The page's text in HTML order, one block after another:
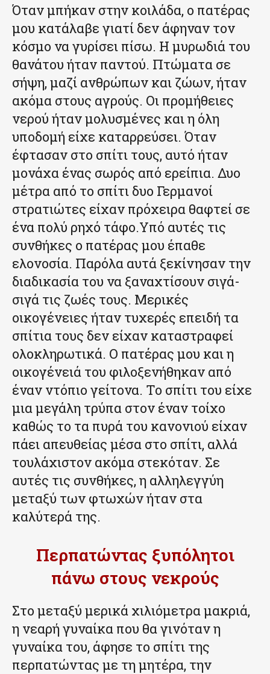
Όταν μπήκαν στην κοιλάδα, ο πατέρας
μου κατάλαβε γιατί δεν άφηναν τον
κόσμο να γυρίσει πίσω. Η μυρωδιά του
θανάτου ήταν παντού. Πτώματα σε
σήψη, μαζί ανθρώπων και ζώων, ήταν
ακόμα στους αγρούς. Οι προμήθειες
νερού ήταν μολυσμένες και η όλη
υποδομή είχε καταρρεύσει. Όταν
έφτασαν στο σπίτι τους, αυτό ήταν
μονάχα ένας σωρός από ερείπια. Δυο
μέτρα από το σπίτι δυο Γερμανοί
στρατιώτες είχαν πρόχειρα θαφτεί σε
ένα πολύ ρηχό τάφο.Υπό αυτές τις
συνθήκες ο πατέρας μου έπαθε
ελονοσία. Παρόλα αυτά ξεκίνησαν την
διαδικασία του να ξαναχτίσουν σιγά-
σιγά τις ζωές τους. Μερικές
οικογένειες ήταν τυχερές επειδή τα
σπίτια τους δεν είχαν καταστραφεί
ολοκληρωτικά. Ο πατέρας μου και η
οικογένειά του φιλοξενήθηκαν από
έναν ντόπιο γείτονα. Το σπίτι του είχε
μια μεγάλη τρύπα στον έναν τοίχο
καθώς το τα πυρά του κανονιού είχαν
πάει απευθείας μέσα στο σπίτι, αλλά
τουλάχιστον ακόμα στεκόταν. Σε
αυτές τις συνθήκες, η αλληλεγγύη
μεταξύ των φτωχών ήταν στα
καλύτερά της.
Περπατώντας ξυπόλητοι
πάνω στους νεκρούς
Στο μεταξύ μερικά χιλιόμετρα μακριά,
η νεαρή γυναίκα που θα γινόταν η
γυναίκα του, άφησε το σπίτι της
περπατώντας με τη μητέρα, την